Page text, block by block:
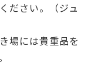
ださい。（ジュ
場には貴重品を